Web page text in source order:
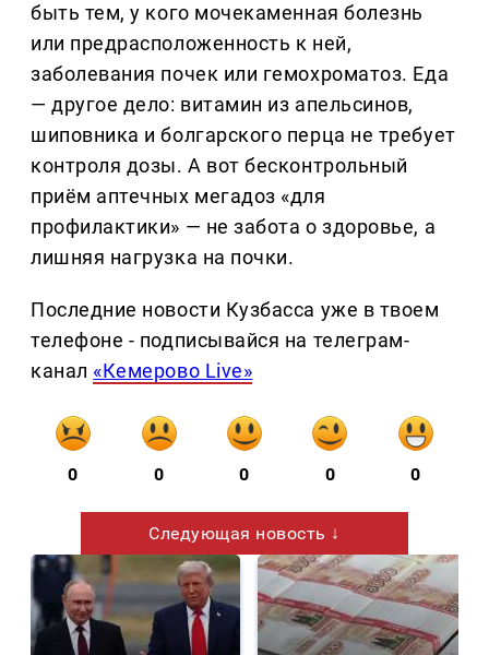
быть тем, у кого мочекаменная болезнь
или предрасположенность к ней,
заболевания почек или гемохроматоз. Еда
— другое дело: витамин из апельсинов,
шиповника и болгарского перца не требует
контроля дозы. А вот бесконтрольный
приём аптечных мегадоз «для
профилактики» — не забота о здоровье, а
лишняя нагрузка на почки.
Последние новости Кузбасса уже в твоем
телефоне - подписывайся на телеграм-
канал «Кемерово Live»
0 0 0 0 0
Следующая новость ↓